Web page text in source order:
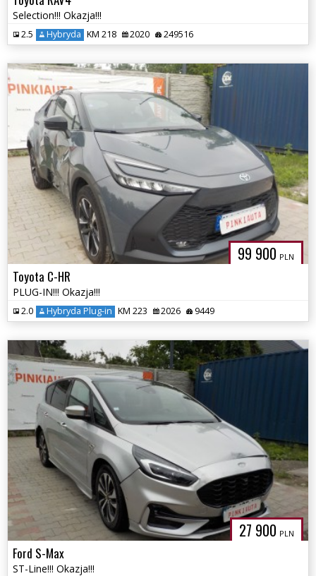
Selection!!! Okazja!!!
2.5 Hybryda KM 218 2020 249516
99 900 PLN
Toyota C-HR
PLUG-IN!!! Okazja!!!
2.0 Hybryda Plug-in KM 223 2026 9449
27 900 PLN
Ford S-Max
ST-Line!!! Okazja!!!